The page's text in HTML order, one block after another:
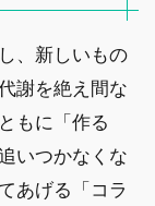
、新しいもの
謝を絶え間な
もに「作る
いつかなくな
あげる「コラ